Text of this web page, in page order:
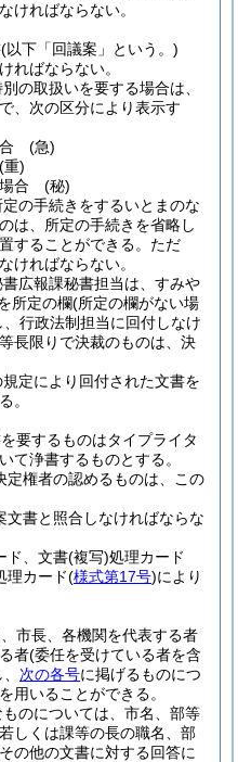
ければならない。
(以下「回議案」という。)
ればならない。
の取扱いを要する場合は、
、次の区分により表示す
合 (急)
(重)
場合 (秘)
の手続きをするいとまのな
は、所定の手続きを省略し
することができる。 ただ
ければならない。
広報課秘書担当は、すみや
所定の欄(所定の欄がない場
、行政法制担当に回付しなけ
長限りで決裁のものは、決
規定により回付された文書を
。
要するものはタイプライタ
て浄書するものとする。
定権者の認めるものは、この
書と照合しなければならな
ド、文書(複写)処理カード
理カード(様式第17号)により
市長、各機関を代表する者
者(委任を受けている者を含
次の各号に掲げるものにつ
用いることができる。
のについては、市名、部等
しくは課等の長の職名、部
の他の文書に対する回答に